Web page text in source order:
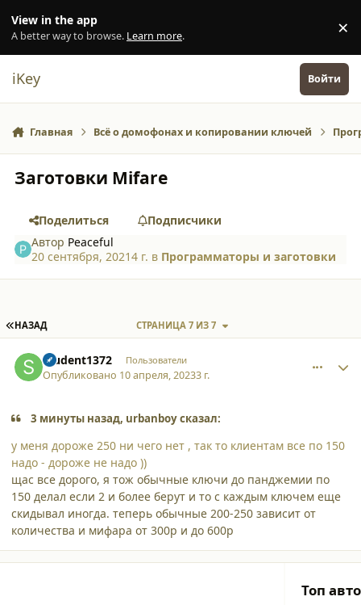
View in the app
A better way to browse. Learn more. ×
iKey Войти
Главная Всё о домофонах и копировании ключей
Заготовки Mifare
Поделиться
Подписчики
Автор Peaceful
20 сентября, 20214 г. в Программаторы и заготовки
ПЕРВАЯ СТРАНИЦА
НАЗАД СТРАНИЦА 7 ИЗ 7
student1372 Пользователи
Опубликовано 10 апреля, 20233 г.
3 минуты назад, urbanboy сказал:
у меня дороже 250 ни чего нет , так то клиентам все по 150
надо - дороже не надо ))
щас все дорого, я тож обычные ключи до панджемии по
150 делал если 2 и более берут и то с каждым ключем еще
скидывал иногда. теперь обычные 200-250 зависит от
количества и мифара от 300р и до 600р
Топ